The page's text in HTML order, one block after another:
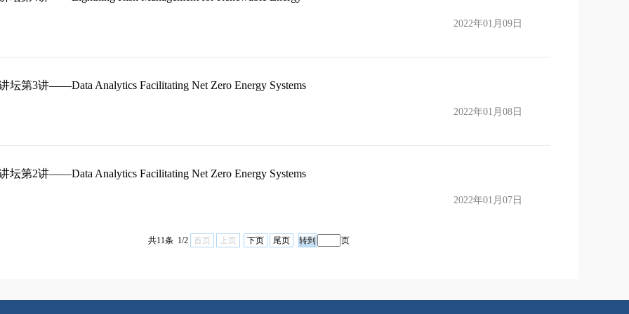
2022年01月09日
坛第3讲——Data Analytics Facilitating Net Zero Energy Systems
2022年01月08日
坛第2讲——Data Analytics Facilitating Net Zero Energy Systems
2022年01月07日
共11条 1/2 首页 上页 下页 尾页 页